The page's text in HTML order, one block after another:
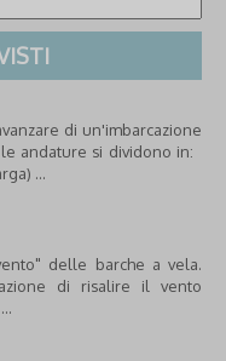
di un'imbarcazione
andature si dividono in:
...
delle barche a vela.
di risalire il vento